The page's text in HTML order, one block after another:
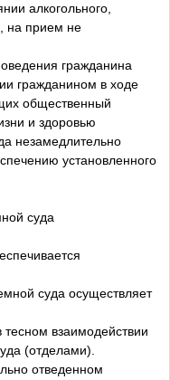
алкогольного,
на прием не
гражданина
гражданином в ходе
общественный
и здоровью
незамедлительно
установленного
суда
суда осуществляет
взаимодействии
(отделами).
отведенном